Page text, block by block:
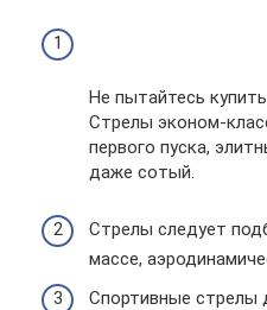
Не пытайтесь
Стрелы эконом-
первого пуска,
даже сотый.
Стрелы следует
массе,
Спортивные стрелы